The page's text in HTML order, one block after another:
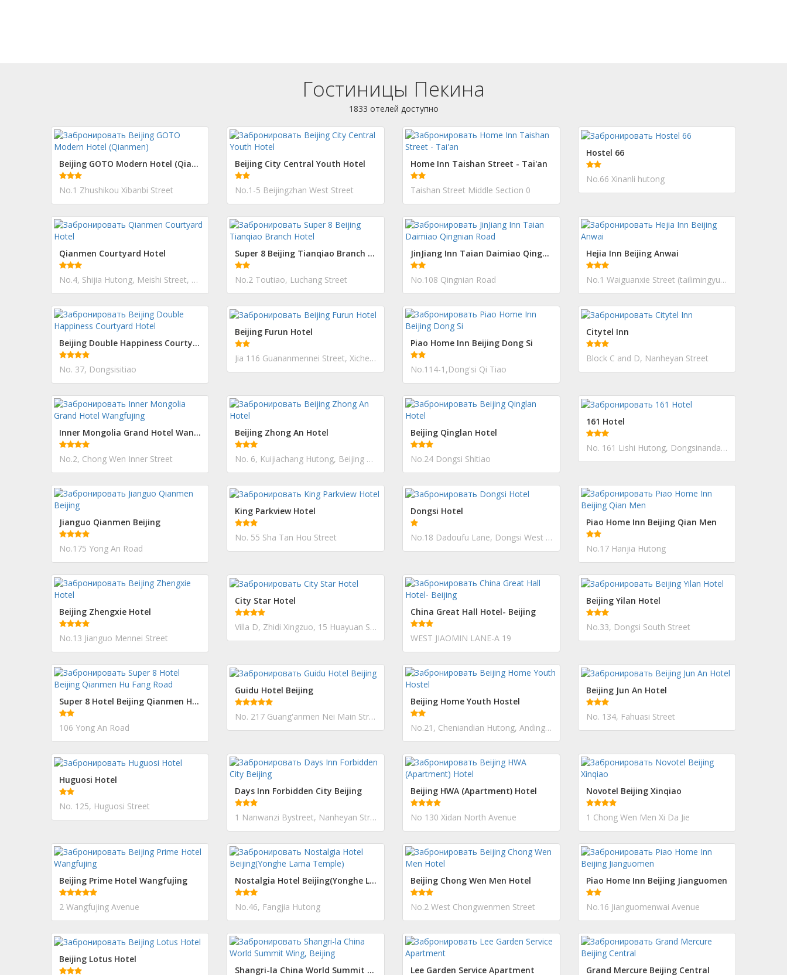
Гостиницы Пекина
1833 отелей доступно
Beijing GOTO Modern Hotel (Qianmen)
No.1 Zhushikou Xibanbi Street
Beijing City Central Youth Hotel
No.1-5 Beijingzhan West Street
Home Inn Taishan Street - Tai'an
Taishan Street Middle Section 0
Hostel 66
No.66 Xinanli hutong
Qianmen Courtyard Hotel
No.4, Shijia Hutong, Meishi Street, Qianmen Street
Super 8 Beijing Tianqiao Branch Hotel
No.2 Toutiao, Luchang Street
JinJiang Inn Taian Daimiao Qingnian Road
No.108 Qingnian Road
Hejia Inn Beijing Anwai
No.1 Waiguanxie Street (tailimingyuan estate)
Beijing Double Happiness Courtyard Hotel
No. 37, Dongsisitiao
Beijing Furun Hotel
Jia 116 Guananmennei Street, Xicheng District
Piao Home Inn Beijing Dong Si
No.114-1,Dong'si Qi Tiao
Citytel Inn
Block C and D, Nanheyan Street
Inner Mongolia Grand Hotel Wangfujing
No.2, Chong Wen Inner Street
Beijing Zhong An Hotel
No. 6, Kuijiachang Hutong, Beijing Train Station East Avenue
Beijing Qinglan Hotel
No.24 Dongsi Shitiao
161 Hotel
No. 161 Lishi Hutong, Dongsinandajie
Jianguo Qianmen Beijing
No.175 Yong An Road
King Parkview Hotel
No. 55 Sha Tan Hou Street
Dongsi Hotel
No.18 Dadoufu Lane, Dongsi West Street; Dongcheng District
Piao Home Inn Beijing Qian Men
No.17 Hanjia Hutong
Beijing Zhengxie Hotel
No.13 Jianguo Mennei Street
City Star Hotel
Villa D, Zhidi Xingzuo, 15 Huayuan Street (Huayuan Jie)
China Great Hall Hotel- Beijing
WEST JIAOMIN LANE-A 19
Beijing Yilan Hotel
No.33, Dongsi South Street
Super 8 Hotel Beijing Qianmen Hu Fang Road
106 Yong An Road
Guidu Hotel Beijing
No. 217 Guang'anmen Nei Main Street.
Beijing Home Youth Hostel
No.21, Cheniandian Hutong, Andingmennei Avenue
Beijing Jun An Hotel
No. 134, Fahuasi Street
Huguosi Hotel
No. 125, Huguosi Street
Days Inn Forbidden City Beijing
1 Nanwanzi Bystreet, Nanheyan Street
Beijing HWA (Apartment) Hotel
No 130 Xidan North Avenue
Novotel Beijing Xinqiao
1 Chong Wen Men Xi Da Jie
Beijing Prime Hotel Wangfujing
2 Wangfujing Avenue
Nostalgia Hotel Beijing(Yonghe Lama Temple)
No.46, Fangjia Hutong
Beijing Chong Wen Men Hotel
No.2 West Chongwenmen Street
Piao Home Inn Beijing Jianguomen
No.16 Jianguomenwai Avenue
Beijing Lotus Hotel
Shangri-la China World Summit Wing, Beijing
Lee Garden Service Apartment Grand Mercure Beijing Central